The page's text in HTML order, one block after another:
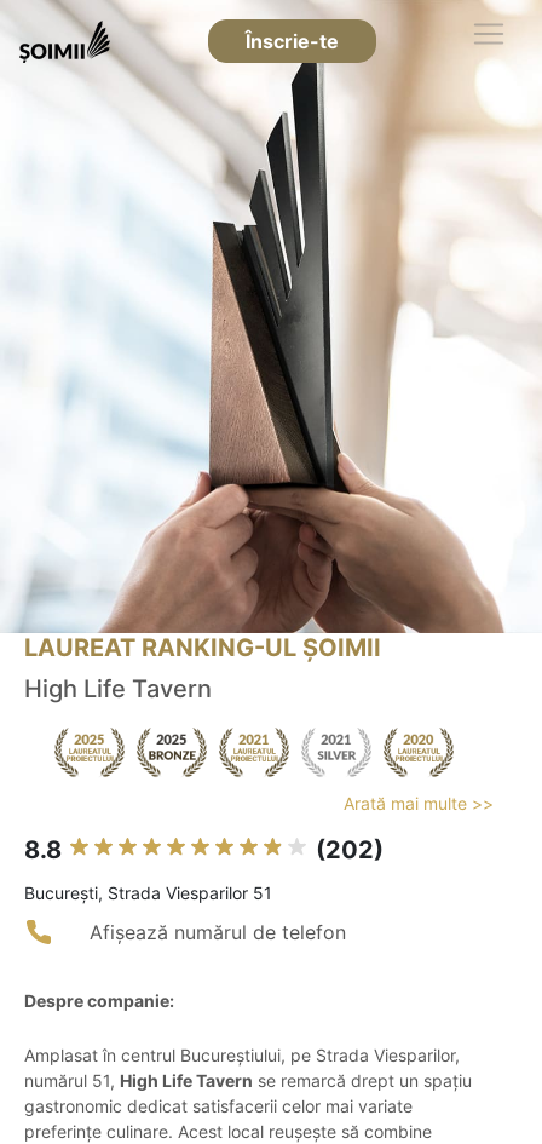
Înscrie-te
LAUREAT RANKING-UL ȘOIMII
High Life Tavern
Arată mai multe >>
8.8 (202)
Bucureşti, Strada Viesparilor 51
Afișează numărul de telefon
Despre companie:
Amplasat în centrul Bucureștiului, pe Strada Viesparilor,
numărul 51, High Life Tavern se remarcă drept un spațiu
gastronomic dedicat satisfacerii celor mai variate
preferințe culinare. Acest local reușește să combine